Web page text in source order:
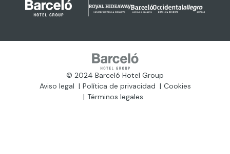
© 2024 Barceló Hotel Group
Aviso legal
Política de privacidad
Cookies
Términos legales